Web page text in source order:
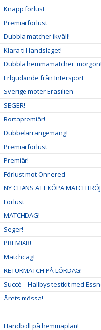
Knapp förlust
Premiärförlust
Dubbla matcher ikväll!
Klara till landslaget!
Dubbla hemmamatcher imorgon!
Erbjudande från Intersport
Sverige möter Brasilien
SEGER!
Bortapremiär!
Dubbelarrangemang!
Premiärförlust
Premiär!
Förlust mot Önnered
NY CHANS ATT KÖPA
Förlust
MATCHDAG!
Seger!
PREMIÄR!
Matchdag!
RETURMATCH PÅ LÖRDAG!
Succé – Hallbys testkit med
Årets mössa!
Handboll på hemmaplan!